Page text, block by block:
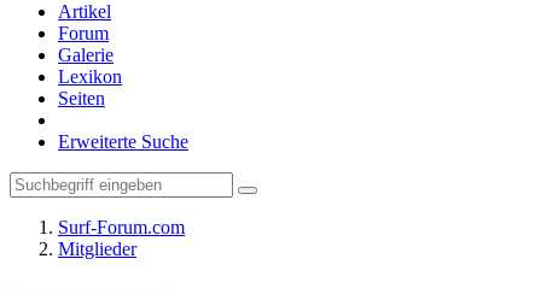
Artikel
Forum
Galerie
Lexikon
Seiten
Erweiterte Suche
Surf-Forum.com
Mitglieder